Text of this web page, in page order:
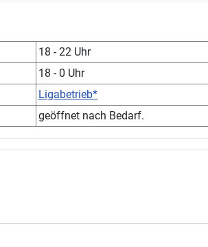
18 - 22 Uhr
18 - 0 Uhr
Ligabetrieb*
geöffnet nach Bedarf.